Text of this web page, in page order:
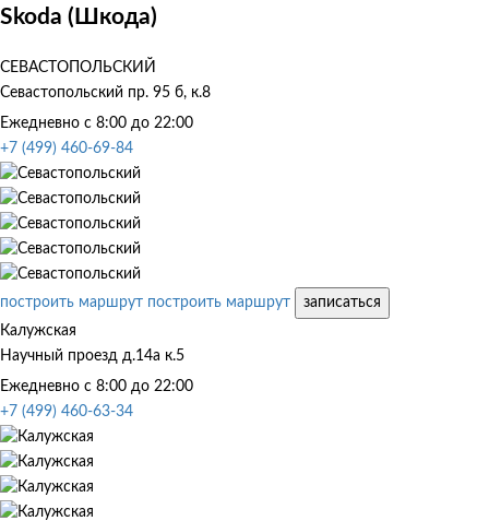
Skoda (Шкода)
СЕВАСТОПОЛЬСКИЙ
Севастопольский пр. 95 б, к.8
Ежедневно с 8:00 до 22:00
+7 (499) 460-69-84
построить маршрут построить маршрут
записаться
Калужская
Научный проезд д.14а к.5
Ежедневно с 8:00 до 22:00
+7 (499) 460-63-34